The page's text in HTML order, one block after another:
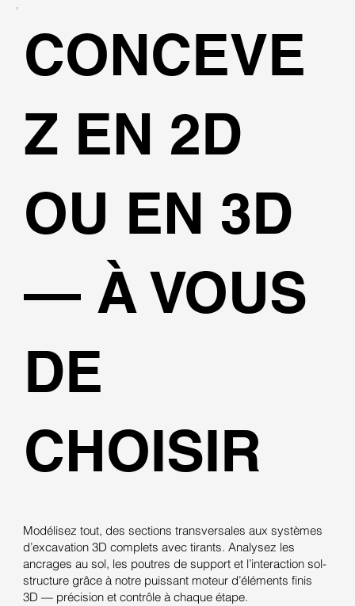
Modélisez tout, des sections transversales aux systèmes
d’excavation 3D complets avec tirants. Analysez les
ancrages au sol, les poutres de support et l’interaction sol-
structure grâce à notre puissant moteur d’éléments finis
3D — précision et contrôle à chaque étape.
CONCEVE
Z EN 2D
OU EN 3D
— À VOUS
DE
CHOISIR